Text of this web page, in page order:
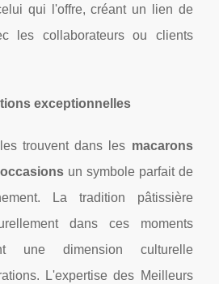
qui l'offre, créant un lien de
les collaborateurs ou clients
exceptionnelles
trouvent dans les macarons
un symbole parfait de
La tradition pâtissière
dans ces moments
une dimension culturelle
L'expertise des Meilleurs